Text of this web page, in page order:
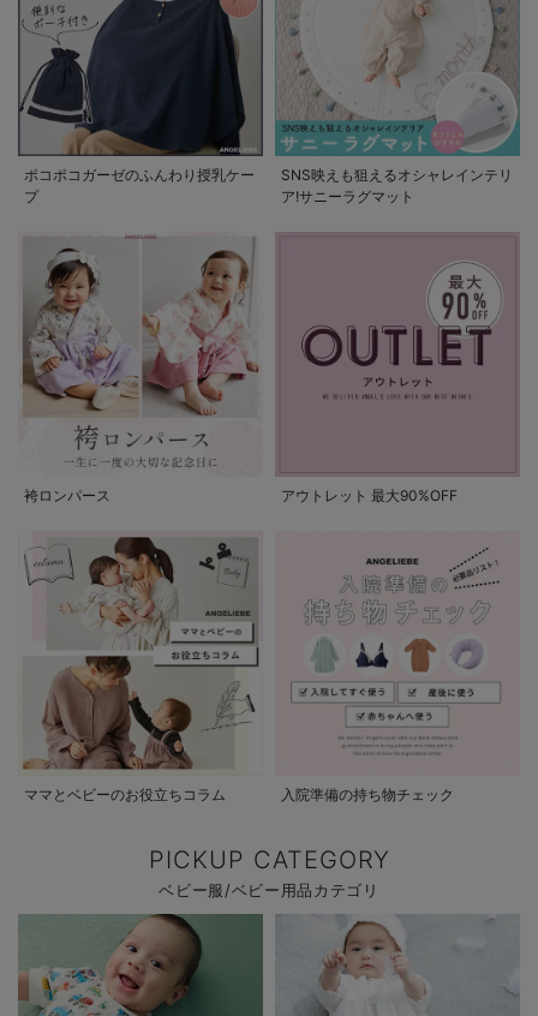
ポコポコガーゼのふんわり授乳ケー
プ
SNS映えも狙えるオシャレインテリ
ア!サニーラグマット
袴ロンパース アウトレット 最大90%OFF
ママとベビーのお役立ちコラム 入院準備の持ち物チェック
PICKUP CATEGORY
ベビー服/ベビー用品カテゴリ